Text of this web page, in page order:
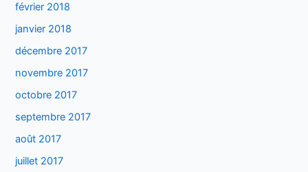
février 2018
janvier 2018
décembre 2017
novembre 2017
octobre 2017
septembre 2017
août 2017
juillet 2017